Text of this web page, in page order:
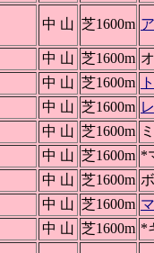
中 山 芝1600m
中 山 芝1600m
中 山 芝1600m
中 山 芝1600m
中 山 芝1600m
中 山 芝1600m *
中 山 芝1600m
中 山 芝1600m
中 山 芝1600m *